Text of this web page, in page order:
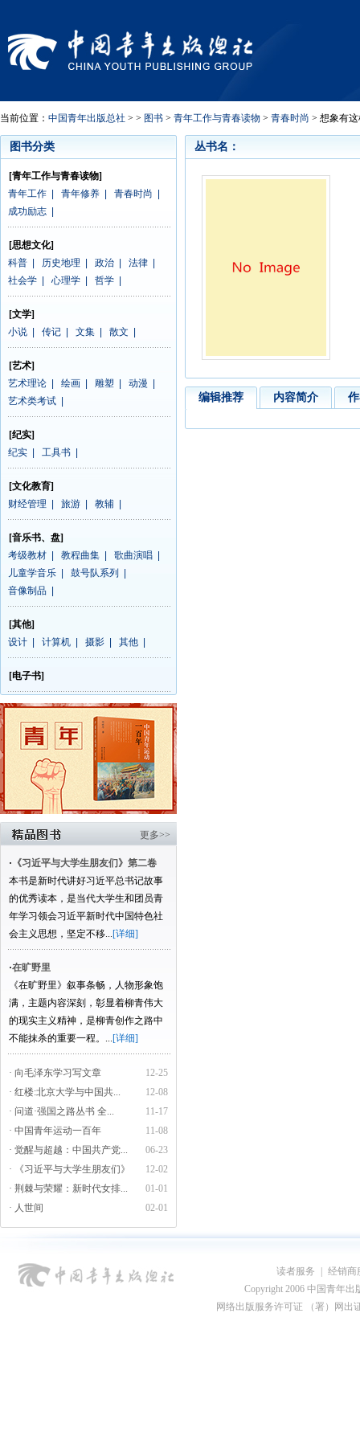
当前位置： 中国青年出版总社 > > 图书 > 青年工作与青春读物 > 青春时尚 > 想象有
图书分类
[青年工作与青春读物]
青年工作
青年修养 青春时尚
成功励志
[思想文化]
科普
历史地理 政治 法律
社会学
心理学 哲学
[文学]
小说
传记 文集 散文
[艺术]
艺术理论
绘画 雕塑 动漫
艺术类考试
[纪实]
纪实
工具书
[文化教育]
财经管理
旅游 教辅
[音乐书、盘]
考级教材
教程曲集 歌曲演唱
儿童学音乐
鼓号队系列
音像制品
[其他]
设计
计算机 摄影 其他
[电子书]
更多>>
· 《习近平与大学生朋友们》第二卷
本书是新时代讲好习近平总书记故事
的优秀读本，是当代大学生和团员青
年学习领会习近平新时代中国特色社
会主义思想，坚定不移...[详细]
·在旷野里
《在旷野里》叙事条畅，人物形象饱
满，主题内容深刻，彰显着柳青伟大
的现实主义精神，是柳青创作之路中
不能抹杀的重要一程。...[详细]
12-25
· 向毛泽东学习写文章
12-08
· 红楼:北京大学与中国共...
11-17
· 问道·强国之路丛书 全...
11-08
· 中国青年运动一百年
06-23
· 觉醒与超越：中国共产党...
12-02
· 《习近平与大学生朋友们》
01-01
· 荆棘与荣耀：新时代女排...
02-01
· 人世间
丛书名：
编辑推荐 内容简介
读者服务
经销商
Copyright 2006 中国青年出
网络出版服务许可证 （署）网出